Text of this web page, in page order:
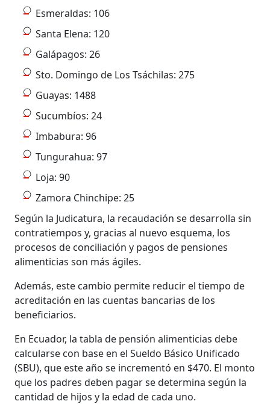
Esmeraldas: 106
Santa Elena: 120
Galápagos: 26
Sto. Domingo de Los Tsáchilas: 275
Guayas: 1488
Sucumbíos: 24
Imbabura: 96
Tungurahua: 97
Loja: 90
Zamora Chinchipe: 25
Según la Judicatura, la recaudación se desarrolla sin
contratiempos y, gracias al nuevo esquema, los
procesos de conciliación y pagos de pensiones
alimenticias son más ágiles.
Además, este cambio permite reducir el tiempo de
acreditación en las cuentas bancarias de los
beneficiarios.
En Ecuador, la tabla de pensión alimenticias debe
calcularse con base en el Sueldo Básico Unificado
(SBU), que este año se incrementó en $470. El monto
que los padres deben pagar se determina según la
cantidad de hijos y la edad de cada uno.